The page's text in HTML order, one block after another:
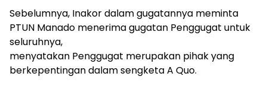
Sebelumnya, Inakor dalam gugatannya meminta
PTUN Manado menerima gugatan Penggugat untuk
seluruhnya,
menyatakan Penggugat merupakan pihak yang
berkepentingan dalam sengketa A Quo.